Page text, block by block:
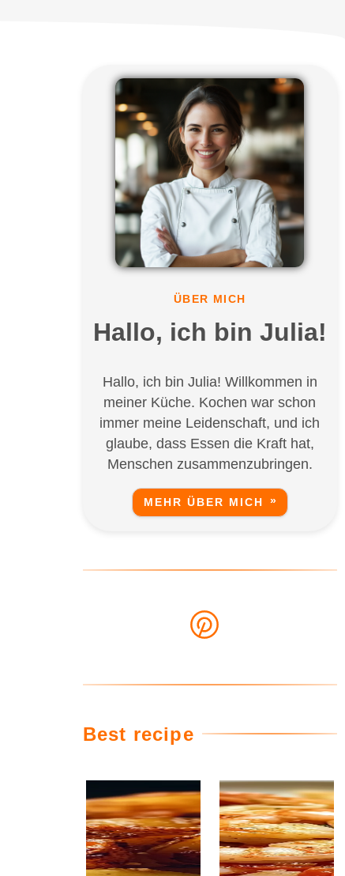
ÜBER MICH
Hallo, ich bin Julia!
Hallo, ich bin Julia! Willkommen in
meiner Küche. Kochen war schon
immer meine Leidenschaft, und ich
glaube, dass Essen die Kraft hat,
Menschen zusammenzubringen.
MEHR ÜBER MICH
Best recipe